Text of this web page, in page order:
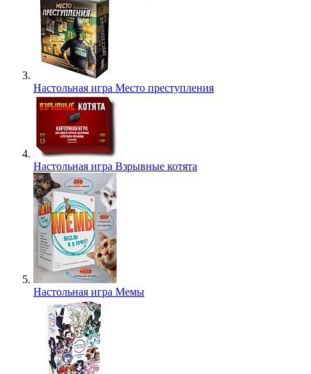
Настольная игра Место преступления
Настольная игра Взрывные котята
Настольная игра Мемы